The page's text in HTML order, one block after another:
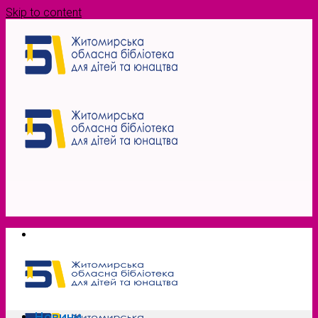
Skip to content